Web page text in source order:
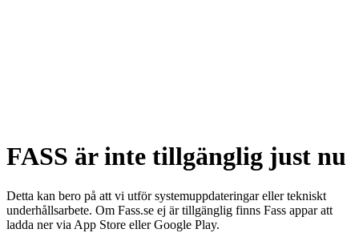
FASS är inte tillgänglig just nu
Detta kan bero på att vi utför systemuppdateringar eller tekniskt
underhållsarbete. Om Fass.se ej är tillgänglig finns Fass appar att
ladda ner via App Store eller Google Play.